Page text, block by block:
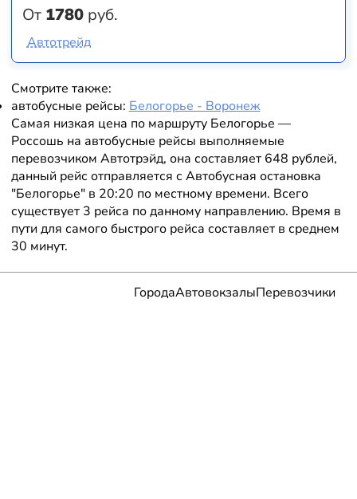
От 1780 руб.
Автотрейд
Смотрите также:
автобусные рейсы: Белогорье - Воронеж
Самая низкая цена по маршруту Белогорье —
Россошь на автобусные рейсы выполняемые
перевозчиком Автотрэйд, она составляет 648 рублей,
данный рейс отправляется с Автобусная остановка
"Белогорье" в 20:20 по местному времени. Всего
существует 3 рейса по данному направлению. Время в
пути для самого быстрого рейса составляет в среднем
30 минут.
ГородаАвтовокзалыПеревозчики